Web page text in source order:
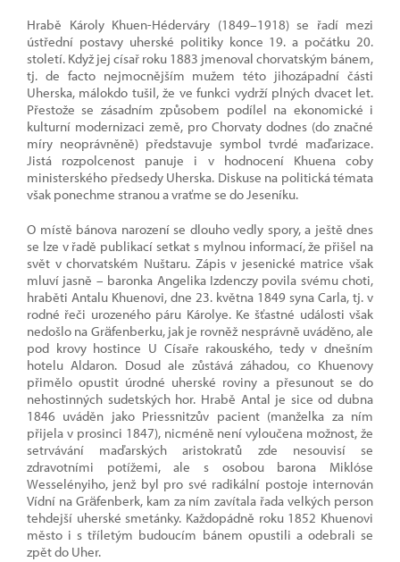
Hrabě Károly Khuen-Héderváry (1849–1918) se řadí mezi
ústřední postavy uherské politiky konce 19. a počátku 20.
století. Když jej císař roku 1883 jmenoval chorvatským bánem,
tj. de facto nejmocnějším mužem této jihozápadní části
Uherska, málokdo tušil, že ve funkci vydrží plných dvacet let.
Přestože se zásadním způsobem podílel na ekonomické i
kulturní modernizaci země, pro Chorvaty dodnes (do značné
míry neoprávněně) představuje symbol tvrdé maďarizace.
Jistá rozpolcenost panuje i v hodnocení Khuena coby
ministerského předsedy Uherska. Diskuse na politická témata
však ponechme stranou a vraťme se do Jeseníku.
O místě bánova narození se dlouho vedly spory, a ještě dnes
se lze v řadě publikací setkat s mylnou informací, že přišel na
svět v chorvatském Nuštaru. Zápis v jesenické matrice však
mluví jasně – baronka Angelika Izdenczy povila svému choti,
hraběti Antalu Khuenovi, dne 23. května 1849 syna Carla, tj. v
rodné řeči urozeného páru Károlye. Ke šťastné události však
nedošlo na Gräfenberku, jak je rovněž nesprávně uváděno, ale
pod krovy hostince U Císaře rakouského, tedy v dnešním
hotelu Aldaron. Dosud ale zůstává záhadou, co Khuenovy
přimělo opustit úrodné uherské roviny a přesunout se do
nehostinných sudetských hor. Hrabě Antal je sice od dubna
1846 uváděn jako Priessnitzův pacient (manželka za ním
přijela v prosinci 1847), nicméně není vyloučena možnost, že
setrvávání maďarských aristokratů zde nesouvisí se
zdravotními potížemi, ale s osobou barona Miklóse
Wesselényiho, jenž byl pro své radikální postoje internován
Vídní na Gräfenberk, kam za ním zavítala řada velkých person
tehdejší uherské smetánky. Každopádně roku 1852 Khuenovi
město i s tříletým budoucím bánem opustili a odebrali se
zpět do Uher.